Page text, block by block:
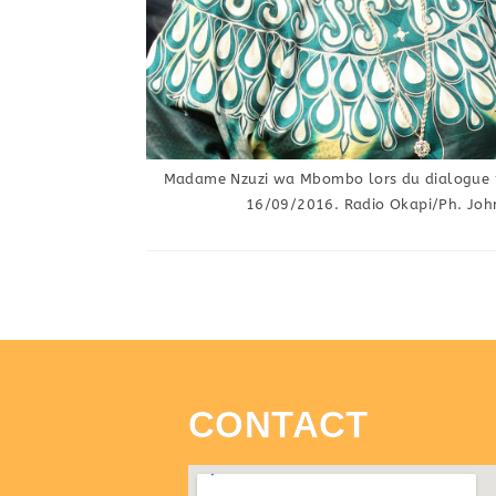
Madame Nzuzi wa Mbombo lors du
16/09/2016. Radio Okapi/Ph.
CONTACT